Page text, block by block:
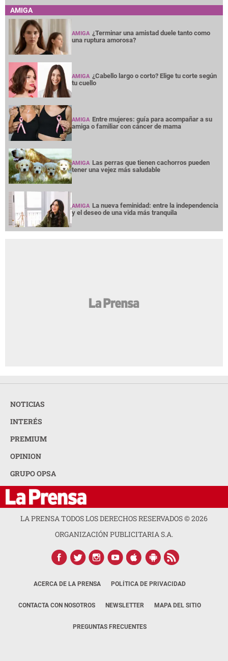
AMIGA
AMIGA ¿Terminar una amistad duele tanto como
una ruptura amorosa?
AMIGA ¿Cabello largo o corto? Elige tu corte según
tu cuello
AMIGA Entre mujeres: guía para acompañar a su
amiga o familiar con cáncer de mama
AMIGA Las perras que tienen cachorros pueden
tener una vejez más saludable
AMIGA La nueva feminidad: entre la independencia
y el deseo de una vida más tranquila
NOTICIAS
INTERÉS
PREMIUM
OPINION
GRUPO OPSA
LA PRENSA TODOS LOS DERECHOS RESERVADOS ©2026
ORGANIZACIÓN PUBLICITARIA S.A.
ACERCA DE LA PRENSA POLÍTICA DE PRIVACIDAD
CONTACTA CON NOSOTROS NEWSLETTER MAPA DEL SITIO
PREGUNTAS FRECUENTES